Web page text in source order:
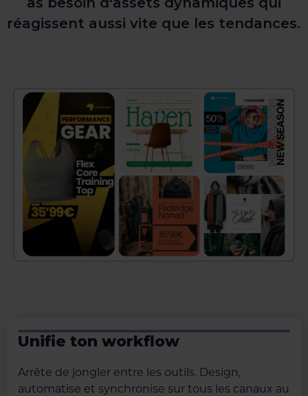
réagissent aussi vite que les tendances.
Unifie ton workflow
Arrête de jongler entre les outils. Design,
automatise et synchronise sur tous les canaux au